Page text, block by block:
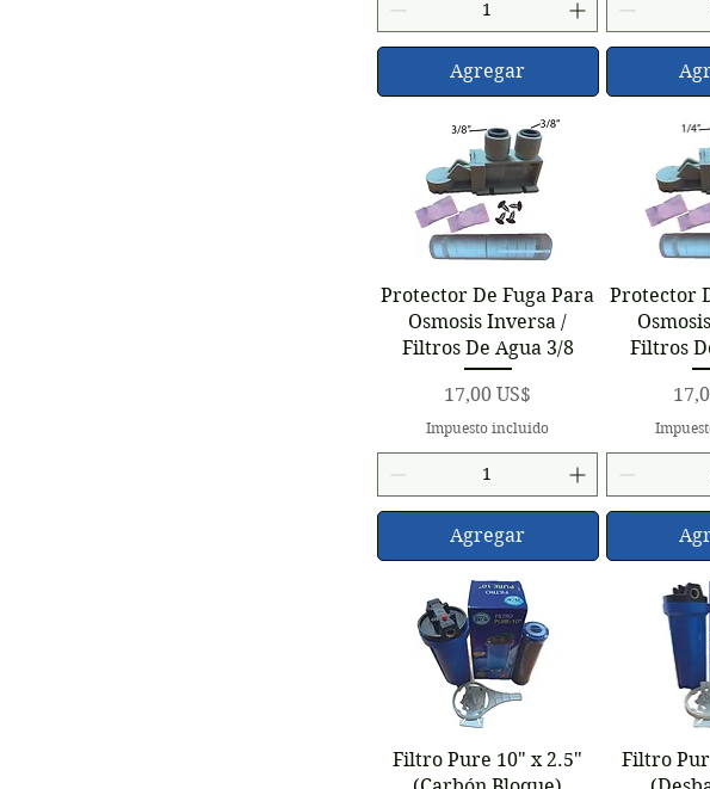
Agregar
Vista rápida
Protector De Fuga Para
Osmosis Inversa /
Filtros De Agua 3/8
Precio
17,00 US$
Impuesto incluido
Agregar
Protector
Filtros
Vista rápida
Filtro Pure 10" x 2.5"
Filtro